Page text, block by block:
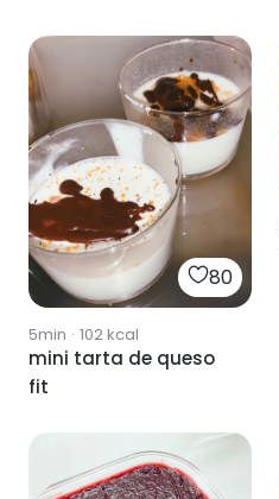
80
5min · 102kcal
mini tarta de queso
fit